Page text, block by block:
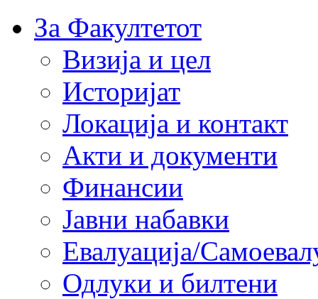
За Факултетот
Визија и цел
Историјат
Локација и контакт
Акти и документи
Финансии
Јавни набавки
Евалуација/
Одлуки и билтени